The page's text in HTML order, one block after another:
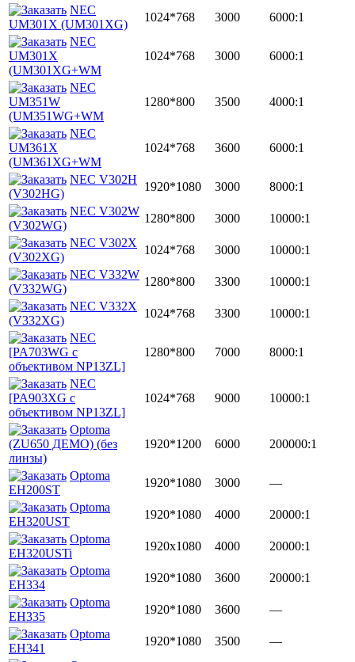
NEC
UM301X (UM301XG)
1024*768 3000
6000:1
NEC
UM301X
(UM301XG+WM
1024*768 3000 6000:1
NEC
UM351W
(UM351WG+WM
1280*800 3500 4000:1
NEC
UM361X
(UM361XG+WM
1024*768 3600 6000:1
NEC V302H
(V302HG)
1920*1080 3000
8000:1
NEC V302W
(V302WG)
1280*800 3000
10000:1
NEC V302X
(V302XG)
1024*768 3000
10000:1
NEC V332W
(V332WG)
1280*800 3300
10000:1
NEC V332X
(V332XG)
1024*768 3300
10000:1
NEC
[PA703WG c
объективом NP13ZL]
1280*800 7000 8000:1
NEC
[PA903XG c
объективом NP13ZL]
1024*768 9000 10000:1
Optoma
(ZU650 ДЕМО) (без
линзы)
1920*1200 6000 200000:1
Optoma
EH200ST
1920*1080 3000
—
Optoma
EH320UST
1920*1080 4000
20000:1
Optoma
EH320USTi
1920x1080 4000
20000:1
Optoma
EH334
1920*1080 3600
20000:1
Optoma
EH335
1920*1080 3600
—
Optoma
EH341
1920*1080 3500
—